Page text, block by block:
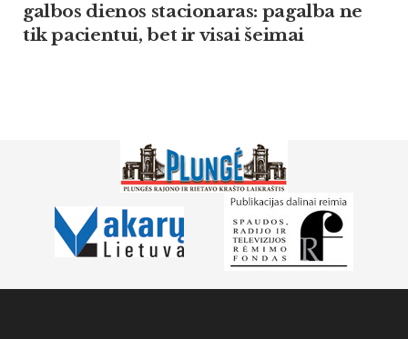
gal­bos die­nos sta­cio­na­ras: pa­gal­ba ne
tik pa­cien­tui, bet ir vi­sai šei­mai